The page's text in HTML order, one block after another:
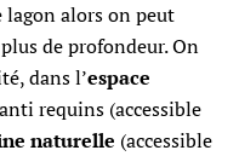
lagon alors on peut
de profondeur. On
dans l’espace
requins (accessible
naturelle (accessible